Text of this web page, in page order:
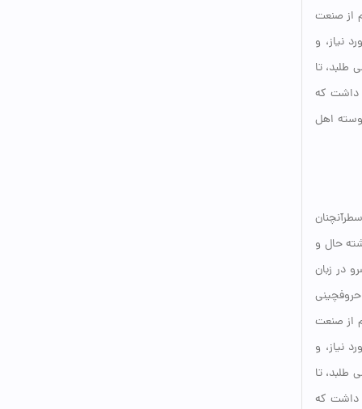
از صنعت
نیاز، و
طلبد، تا
داشت که
اهل
حال و
در زبان
از صنعت
نیاز، و
طلبد، تا
داشت که